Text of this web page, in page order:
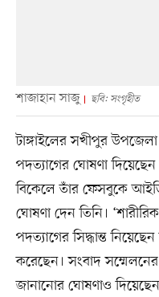
শাজাহান সাজু ছবি: সংগৃহীত
টাঙ্গাইলের সখীপুর
পদত্যাগের ঘোষণা
বিকেলে তাঁর ফেসবুকে
ঘোষণা দেন তিনি।
পদত্যাগের সিদ্ধান্ত
করেছেন। সংবাদ সম্মেলনের
জানানোর ঘোষণাও দিয়েছেন